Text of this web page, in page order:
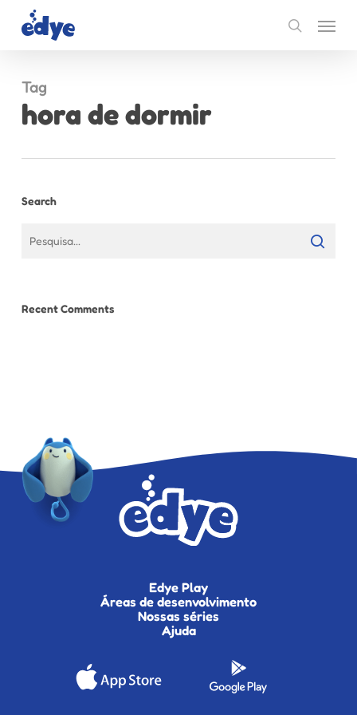
search
Menu
Tag
hora de dormir
Search
Recent Comments
Edye Play
Áreas de desenvolvimento
Nossas séries
Ajuda